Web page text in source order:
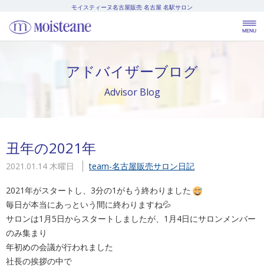
モイスティーヌ名古屋販売 名古屋 名駅サロン
アドバイザーブログ
Advisor Blog
丑年の2021年
2021.01.14 木曜日 team-名古屋販売サロン日記
2021年がスタートし、3分の1がもう終わりました
毎日が本当にあっという間に終わりますね💦
サロンは1月5日からスタートしましたが、1月4日にサロンメンバー
のみ集まり
年初めの会議が行われました
社長の挨拶の中で